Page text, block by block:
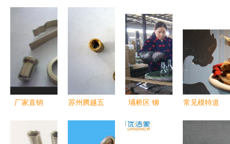
厂家直销
门五金制品
苏州腾越五
埇桥区 铆
产 力争季
常见模特道